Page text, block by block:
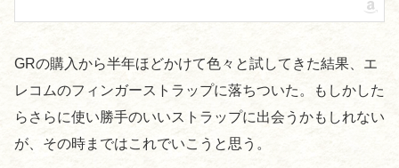
GRの購入から半年ほどかけて色々と試してきた結果、エ
レコムのフィンガーストラップに落ちついた。もしかした
らさらに使い勝手のいいストラップに出会うかもしれない
が、その時まではこれでいこうと思う。